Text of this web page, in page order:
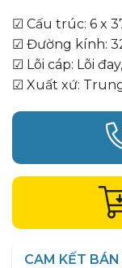
☑ Cấu trúc: 6 x
☑ Đường kính:
☑ Lõi cáp: Lõi
☑ Xuất xứ:
CAM KẾT